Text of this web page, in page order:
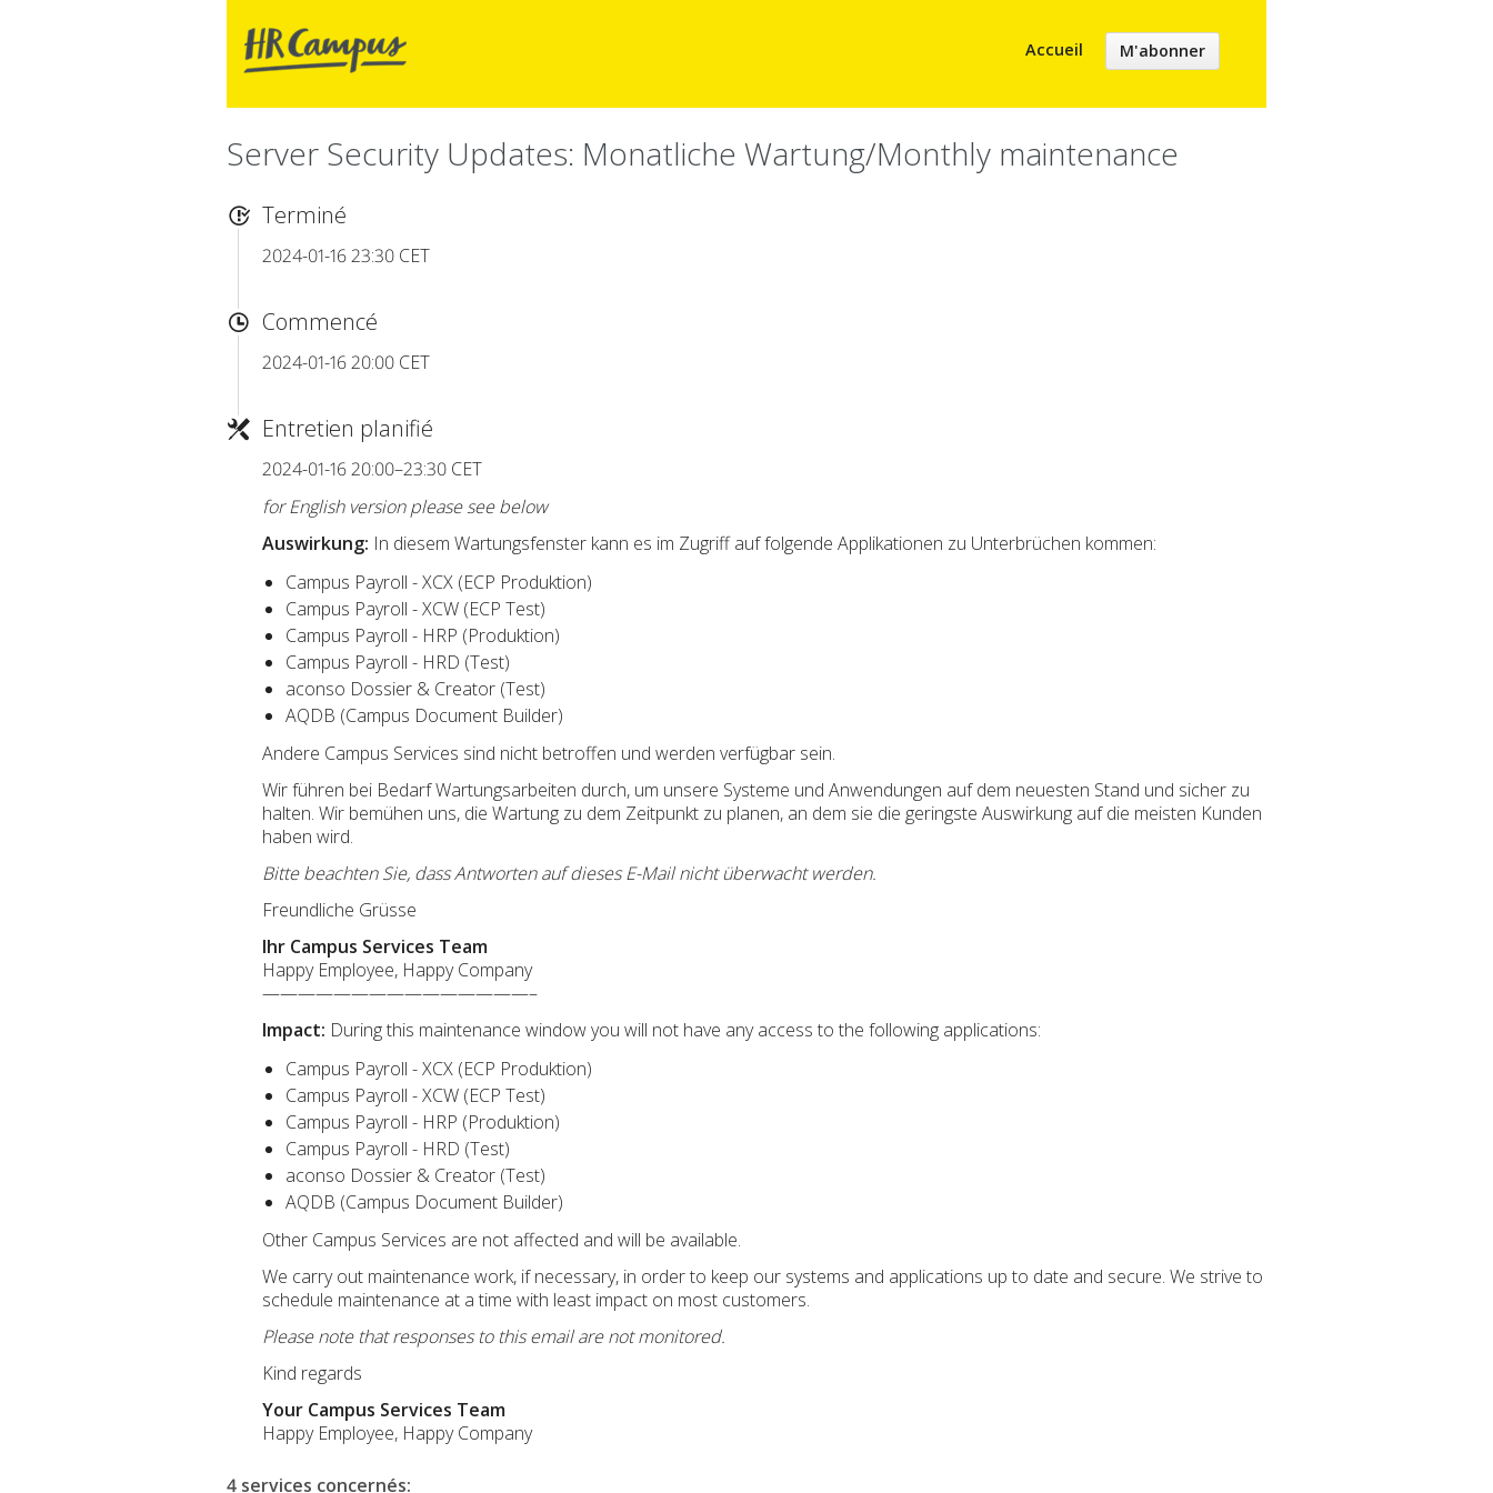
Accueil M'abonner
Server Security Updates: Monatliche Wartung/Monthly maintenance
Terminé
2024-01-16 23:30 CET
Commencé
2024-01-16 20:00 CET
Entretien planifié
2024-01-16 20:00–23:30 CET
for English version please see below
Auswirkung: In diesem Wartungsfenster kann es im Zugriff auf folgende Applikationen zu Unterbrüchen kommen:
Campus Payroll - XCX (ECP Produktion)
Campus Payroll - XCW (ECP Test)
Campus Payroll - HRP (Produktion)
Campus Payroll - HRD (Test)
aconso Dossier & Creator (Test)
AQDB (Campus Document Builder)
Andere Campus Services sind nicht betroffen und werden verfügbar sein.
Wir führen bei Bedarf Wartungsarbeiten durch, um unsere Systeme und Anwendungen auf dem neuesten Stand und sicher zu
halten. Wir bemühen uns, die Wartung zu dem Zeitpunkt zu planen, an dem sie die geringste Auswirkung auf die meisten Kunden
haben wird.
Bitte beachten Sie, dass Antworten auf dieses E-Mail nicht überwacht werden.
Freundliche Grüsse
Ihr Campus Services Team
Happy Employee, Happy Company
———————————————–
Impact: During this maintenance window you will not have any access to the following applications:
Campus Payroll - XCX (ECP Produktion)
Campus Payroll - XCW (ECP Test)
Campus Payroll - HRP (Produktion)
Campus Payroll - HRD (Test)
aconso Dossier & Creator (Test)
AQDB (Campus Document Builder)
Other Campus Services are not affected and will be available.
We carry out maintenance work, if necessary, in order to keep our systems and applications up to date and secure. We strive to
schedule maintenance at a time with least impact on most customers.
Please note that responses to this email are not monitored.
Kind regards
Your Campus Services Team
Happy Employee, Happy Company
4 services concernés: